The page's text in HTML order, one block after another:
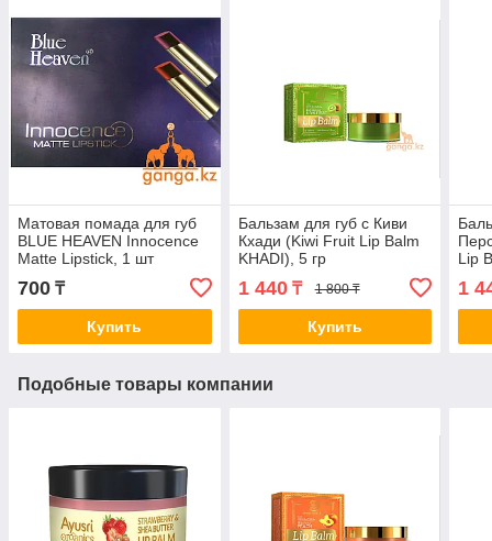
Матовая помада для губ
BLUE HEAVEN Innocence
Matte Lipstick, 1 шт
700 ₸
Купить
Бальзам для губ c Киви
Кхади (Kiwi Fruit Lip Balm
KHADI), 5 гр
1 440₸ 1 800 ₸
Купить
Lip
1
Подобные товары компании